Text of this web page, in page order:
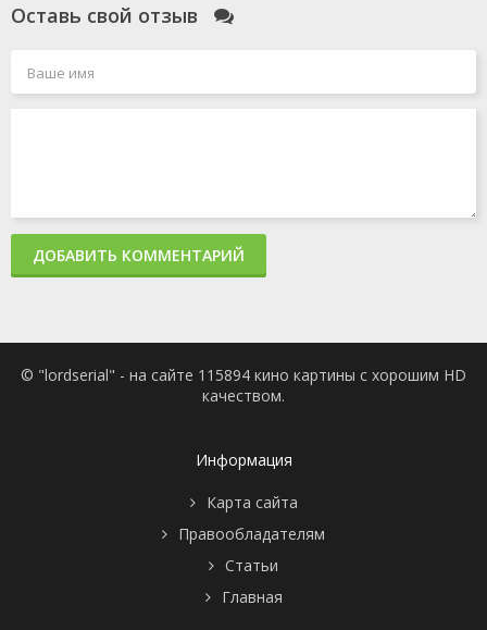
Оставь свой отзыв
ДОБАВИТЬ КОММЕНТАРИЙ
© "lordserial" - на сайте 115894 кино картины с хорошим HD
качеством.
Информация
Карта сайта
Правообладателям
Статьи
Главная